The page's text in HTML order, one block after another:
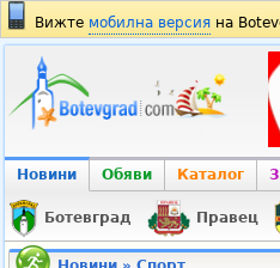
Вижте мобилна версия на
Новини Обяви Каталог
Ботевград Правец